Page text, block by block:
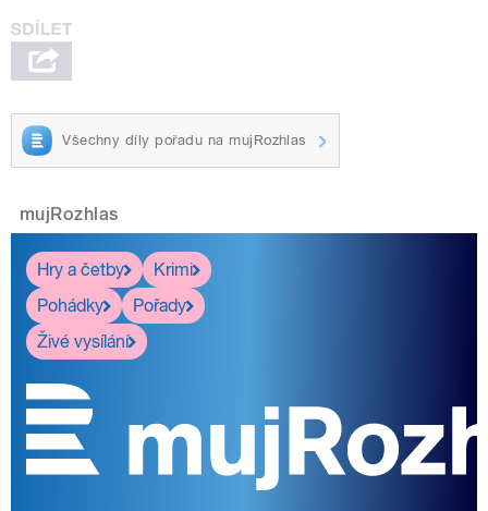
Všechny díly pořadu na mujRozhlas
mujRozhlas
Hry a četby
Krimi
Pohádky
Pořady
Živé vysílání